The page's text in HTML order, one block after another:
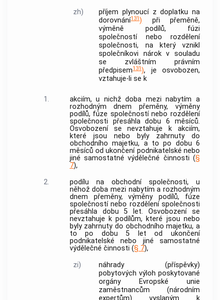
zh)
příjem plynoucí z doplatku na
dorovnání131) při přeměně,
výměně podílů, fúzi
společností nebo rozdělení
společnosti, na který vznikl
společníkovi nárok v souladu
se zvláštním právním
předpisem131), je osvobozen,
vztahuje-li se k
1. akciím, u nichž doba mezi nabytím a
rozhodným dnem přeměny, výměny
podílů, fúze společností nebo rozdělení
společnosti přesáhla dobu 6 měsíců.
Osvobození se nevztahuje k akciím,
které jsou nebo byly zahrnuty do
obchodního majetku, a to po dobu 6
měsíců od ukončení podnikatelské nebo
jiné samostatné výdělečné činnosti (§
7),
2.
podílu na obchodní společnosti, u
něhož doba mezi nabytím a rozhodným
dnem přeměny,výměny podílů, fúze
společností nebo rozdělení společnosti
přesáhla dobu 5 let. Osvobození se
nevztahuje k podílům, které jsou nebo
byly zahrnuty do obchodního majetku, a
to po dobu 5 let od ukončení
podnikatelské nebo jiné samostatné
výdělečné činnosti (§ 7),
zi)
náhrady (příspěvky)
pobytových výloh poskytované
orgány Evropské unie
zaměstnancům (národním